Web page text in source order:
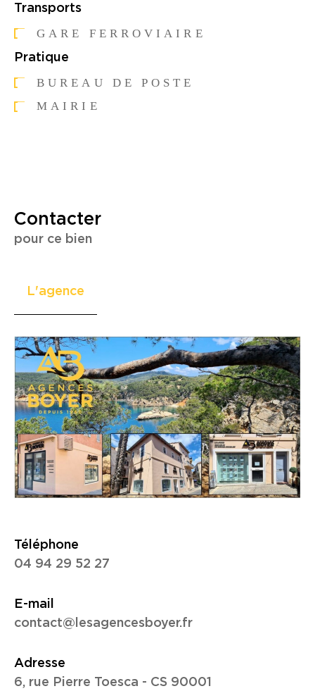
Transports
GARE FERROVIAIRE
Pratique
BUREAU DE POSTE
MAIRIE
Contacter
pour ce bien
L'agence
Téléphone
04 94 29 52 27
E-mail
contact@lesagencesboyer.fr
Adresse
6, rue Pierre Toesca - CS 90001